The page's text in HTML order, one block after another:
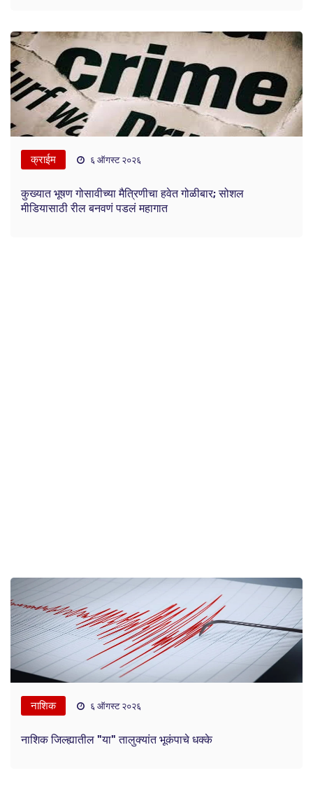
क्राईम ६ ऑगस्ट २०२६
कुख्यात भूषण गोसावीच्या मैत्रिणीचा हवेत गोळीबार; सोशल
मीडियासाठी रील बनवणं पडलं महागात
नाशिक ६ ऑगस्ट २०२६
नाशिक जिल्ह्यातील "या" तालुक्यांत भूकंपाचे धक्के